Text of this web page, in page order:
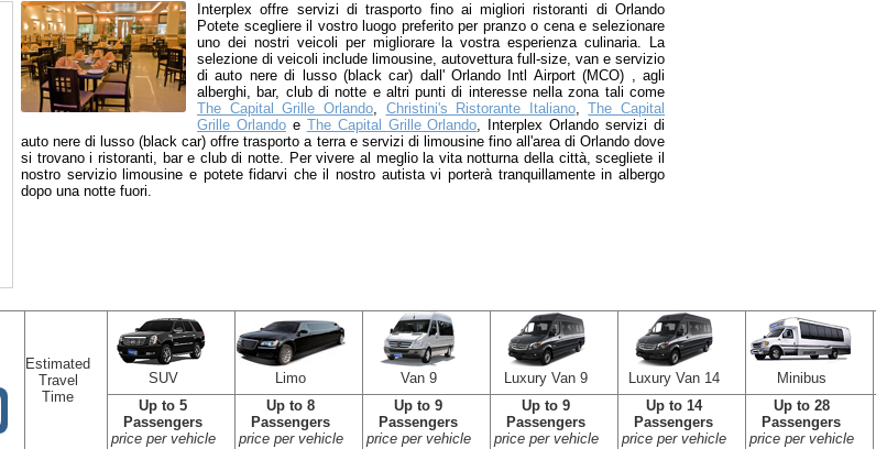
Interplex offre servizi di trasporto fino ai migliori ristoranti di Orlando
Potete scegliere il vostro luogo preferito per pranzo o cena e selezionare
uno dei nostri veicoli per migliorare la vostra esperienza culinaria. La
selezione di veicoli include limousine, autovettura full-size, van e servizio
di auto nere di lusso (black car) dall' Orlando Intl Airport (MCO) , agli
alberghi, bar, club di notte e altri punti di interesse nella zona tali come
The Capital Grille Orlando, Christini's Ristorante Italiano,The Capital
Grille Orlandoe The Capital Grille Orlando, Interplex Orlando servizi di
auto nere di lusso (black car) offre trasporto a terra e servizi di limousine fino all'area di Orlando dove
si trovano i ristoranti, bar e club di notte. Per vivere al meglio la vita notturna della città, scegliete il
nostro servizio limousine e potete fidarvi che il nostro autista vi porterà tranquillamente in albergo
dopo una notte fuori.
Estimated
Travel
Time
SUV Limo Van 9 Luxury Van 9 Luxury Van 14
Minibus
Up to 5
Passengers
price per vehicle
Up to 8
Passengers
price per vehicle
Up to 9
Passengers
price per vehicle
Up to 9
Passengers
price per vehicle
Up to 14
Passengers
price per vehicle
Up to 28
Passengers
price per vehicle